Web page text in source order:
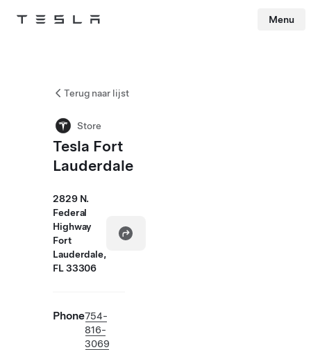
Tesla Menu
Terug naar lijst
Store
Tesla Fort
Lauderdale
2829 N.
Federal
Highway
Fort
Lauderdale,
FL 33306
Phone754-
816-
3069